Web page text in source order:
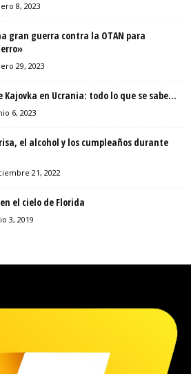
8, 2023
gran guerra contra la OTAN para
29, 2023
Kajovka en Ucrania: todo lo que se sabe...
6, 2023
el alcohol y los cumpleaños durante
21, 2022
el cielo de Florida
3, 2019